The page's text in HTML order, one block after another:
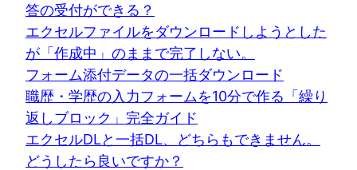
答の受付ができる？
エクセルファイルをダウンロードしようとした
が「作成中」のままで完了しない。
フォーム添付データの一括ダウンロード
職歴・学歴の入力フォームを10分で作る「繰り
返しブロック」完全ガイド
エクセルDLと一括DL、どちらもできません。
どうしたら良いですか？